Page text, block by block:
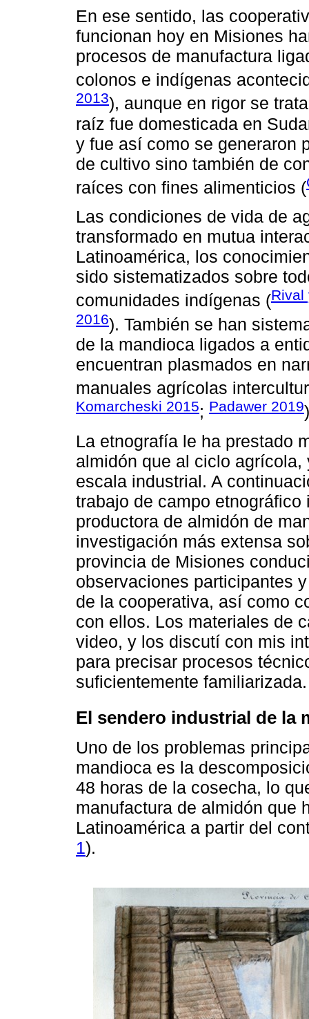
En ese sentido, las
funcionan hoy en Misiones
procesos de manufactura
colonos e indígenas
2013), aunque en rigor se
raíz fue domesticada en
y fue así como se generaron
de cultivo sino también de
raíces con fines alimenticios (
Las condiciones de vida de
transformado en mutua
Latinoamérica, los
sido sistematizados sobre
comunidades indígenas (Rival
2016). También se han
de la mandioca ligados a
encuentran plasmados en
manuales agrícolas
Komarcheski 2015; Padawer 2019
La etnografía le ha prestado
almidón que al ciclo
escala industrial. A
trabajo de campo
productora de almidón de
investigación más extensa
provincia de Misiones
observaciones participantes
de la cooperativa, así como
con ellos. Los materiales de
video, y los discutí con mis
para precisar procesos
suficientemente familiarizada.
El sendero industrial de la
Uno de los problemas
mandioca es la
48 horas de la cosecha, lo
manufactura de almidón que
Latinoamérica a partir del
1).